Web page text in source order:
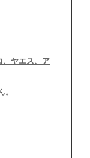
、ヤエス、ア